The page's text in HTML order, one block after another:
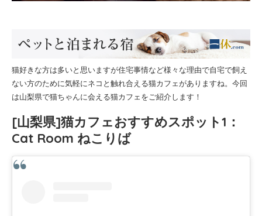
猫好きな方は多いと思いますが住宅事情など様々な理由で自宅で飼え
ない方のために気軽にネコと触れ合える猫カフェがありますね。今回
は山梨県で猫ちゃんに会える猫カフェをご紹介します！
[山梨県]猫カフェおすすめスポット1：
Cat Room ねこりば